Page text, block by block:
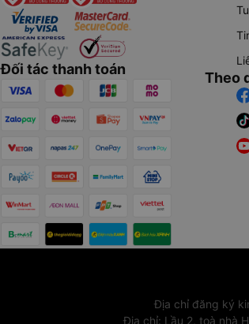
Đối tác thanh toán
Theo
Địa chỉ đăng ký
Địa chỉ: Lầu 2, toà nhà